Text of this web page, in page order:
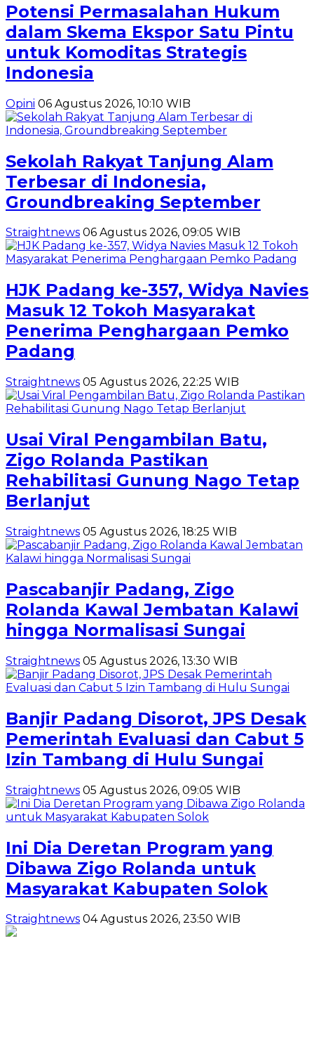
Potensi Permasalahan Hukum
dalam Skema Ekspor Satu Pintu
untuk Komoditas Strategis
Indonesia
Opini 06 Agustus 2026, 10:10 WIB
Sekolah Rakyat Tanjung Alam
Terbesar di Indonesia,
Groundbreaking September
Straightnews 06 Agustus 2026, 09:05 WIB
HJK Padang ke-357, Widya Navies
Masuk 12 Tokoh Masyarakat
Penerima Penghargaan Pemko
Padang
Straightnews 05 Agustus 2026, 22:25 WIB
Usai Viral Pengambilan Batu,
Zigo Rolanda Pastikan
Rehabilitasi Gunung Nago Tetap
Berlanjut
Straightnews 05 Agustus 2026, 18:25 WIB
Pascabanjir Padang, Zigo
Rolanda Kawal Jembatan Kalawi
hingga Normalisasi Sungai
Straightnews 05 Agustus 2026, 13:30 WIB
Banjir Padang Disorot, JPS Desak
Pemerintah Evaluasi dan Cabut 5
Izin Tambang di Hulu Sungai
Straightnews 05 Agustus 2026, 09:05 WIB
Ini Dia Deretan Program yang
Dibawa Zigo Rolanda untuk
Masyarakat Kabupaten Solok
Straightnews 04 Agustus 2026, 23:50 WIB